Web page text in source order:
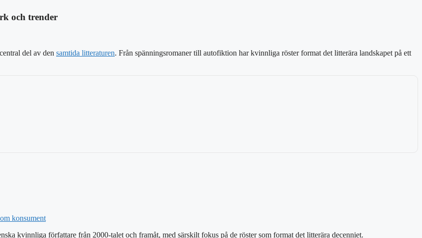
och trender
del av den samtida litteraturen. Från spänningsromaner till autofiktion har kvinnliga röster format det litterära landskapet på ett
konsument
kvinnliga författare från 2000-talet och framåt, med särskilt fokus på de röster som format det litterära decenniet.